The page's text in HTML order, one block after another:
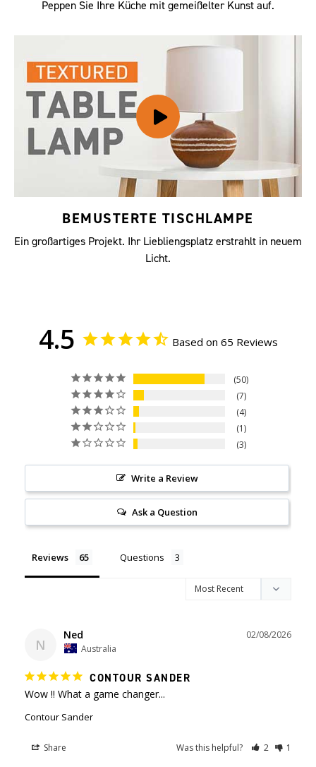
Peppen Sie Ihre Küche mit gemeißelter Kunst auf.
BEMUSTERTE TISCHLAMPE
Ein großartiges Projekt. Ihr Liebliengsplatz erstrahlt in neuem
Licht.
4.5 Based on 65 Reviews
50
7
4
1
3
Write a Review
Ask a Question
Reviews Questions
N
02/08/2026
Ned
Australia
CONTOUR SANDER
Contour Sander
Share Was this helpful? 2 1